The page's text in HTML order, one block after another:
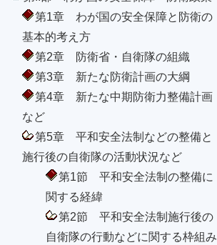
第1章 わが国の安全保障と防衛の
基本的考え方
第2章 防衛省・自衛隊の組織
第3章 新たな防衛計画の大綱
第4章 新たな中期防衛力整備計画
など
第5章 平和安全法制などの整備と
施行後の自衛隊の活動状況など
第1節 平和安全法制の整備に
関する経緯
第2節 平和安全法制施行後の
自衛隊の行動などに関する枠組み